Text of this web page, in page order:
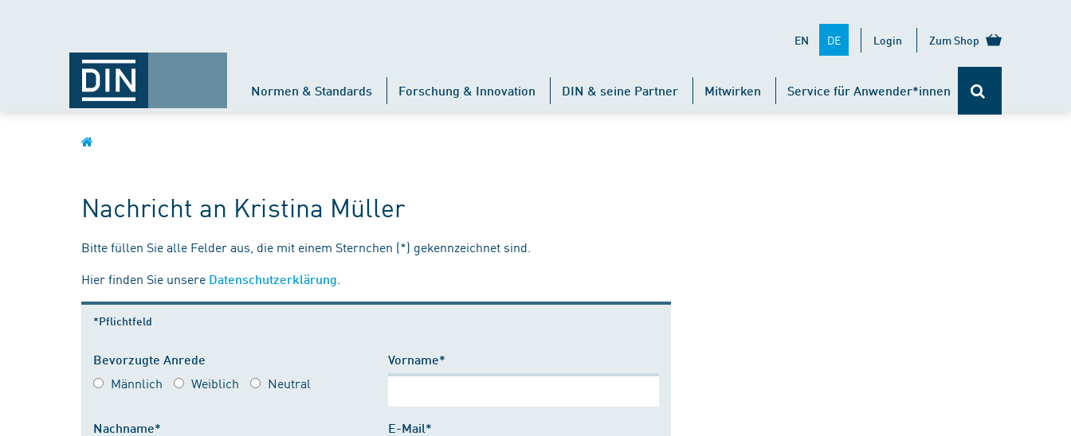
EN DE Login Zum Shop
Normen & Standards Forschung & Innovation DIN & seine Partner Mitwirken Service für Anwender*innen
Nachricht an Kristina Müller
Bitte füllen Sie alle Felder aus, die mit einem Sternchen (*) gekennzeichnet sind.
Hier finden Sie unsere Datenschutzerklärung
*Pflichtfeld
Bevorzugte Anrede
Männlich Weiblich Neutral
Vorname*
Nachname* E-Mail*